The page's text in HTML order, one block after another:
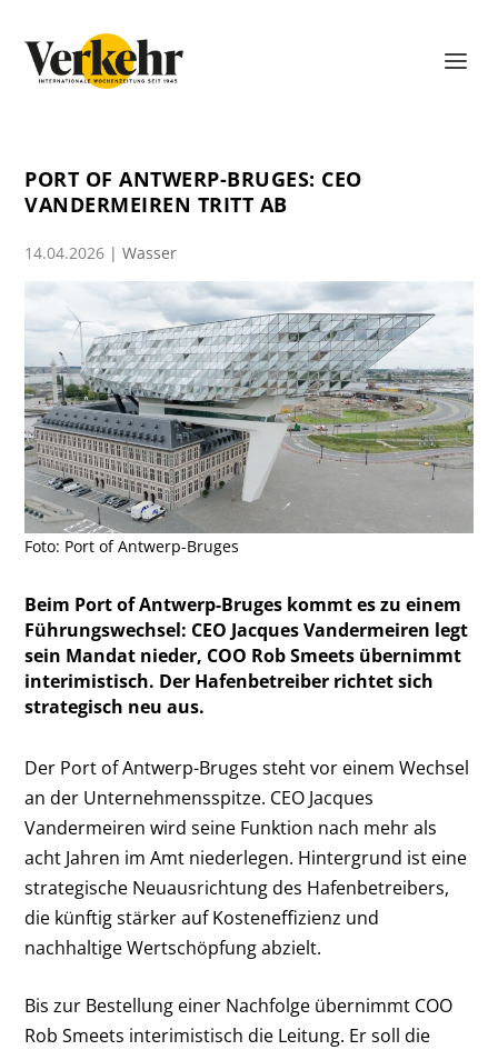
PORT OF ANTWERP-BRUGES: CEO
VANDERMEIREN TRITT AB
14.04.2026 |Wasser
Foto: Port of Antwerp-Bruges
Beim Port of Antwerp-Bruges kommt es zu einem
Führungswechsel: CEO Jacques Vandermeiren legt
sein Mandat nieder, COO Rob Smeets übernimmt
interimistisch. Der Hafenbetreiber richtet sich
strategisch neu aus.
Der Port of Antwerp-Bruges steht vor einem Wechsel
an der Unternehmensspitze. CEO Jacques
Vandermeiren wird seine Funktion nach mehr als
acht Jahren im Amt niederlegen. Hintergrund ist eine
strategische Neuausrichtung des Hafenbetreibers,
die künftig stärker auf Kosteneffizienz und
nachhaltige Wertschöpfung abzielt.
Bis zur Bestellung einer Nachfolge übernimmt COO
Rob Smeets interimistisch die Leitung. Er soll die